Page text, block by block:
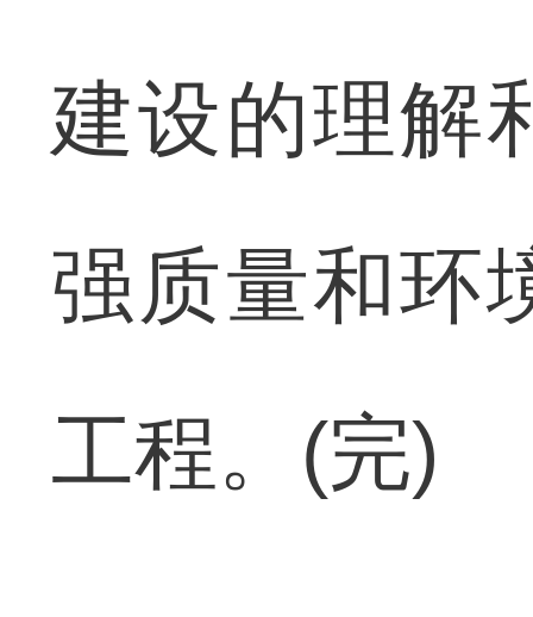
建设的理解
强质量和环
工程。(完)